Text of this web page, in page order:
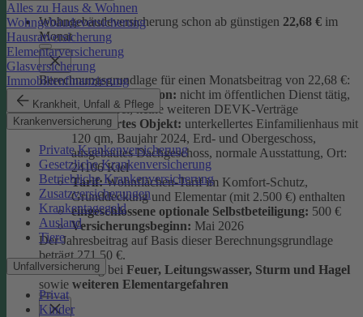
Alles zu Haus & Wohnen
Wohngebäudeversicherung
Hausratversicherung
Elementarversicherung
Glasversicherung
Immobilienfinanzierung
Krankheit, Unfall & Pflege
Krankenversicherung
Private Krankenversicherung
Gesetzliche Krankenversicherung
Betriebliche Krankenversicherung
Zusatzversicherungen
Krankentagegeld
Ausland
Tiere
Unfallversicherung
Privat
Kinder
Wohngebäudeversicherung schon ab günstigen 22,68 € im
Monat
Berechnungsgrundlage für einen Monatsbeitrag von 22,68 €:
versicherte Person: nicht im öffentlichen Dienst tätig,
schadenfrei, keine weiteren DEVK-Verträge
versichertes Objekt: unterkellertes Einfamilienhaus mit
120 qm, Baujahr 2024, Erd- und Obergeschoss,
ausgebautes Dachgeschoss, normale Ausstattung, Ort:
24106 Kiel
Tarif:Wohnflächen-Tarif im Komfort-Schutz,
Grunddeckung und Elementar (mit 2.500 €) enthalten
eingeschlossene optionale Selbstbeteiligung: 500 €
Versicherungsbeginn: Mai 2026
Der Jahresbeitrag auf Basis dieser Berechnungsgrundlage
beträgt 271,50 €.
Absicherung bei Feuer, Leitungswasser, Sturm und Hagel
sowie weiteren Elementargefahren